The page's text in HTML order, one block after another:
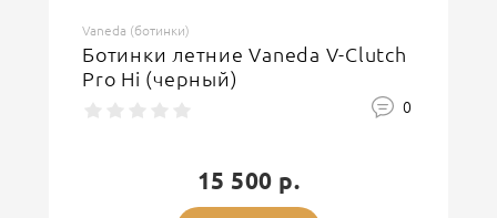
Vaneda (ботинки)
Ботинки летние Vaneda V-Clutch
Pro Hi (черный)
0
15 500 р.